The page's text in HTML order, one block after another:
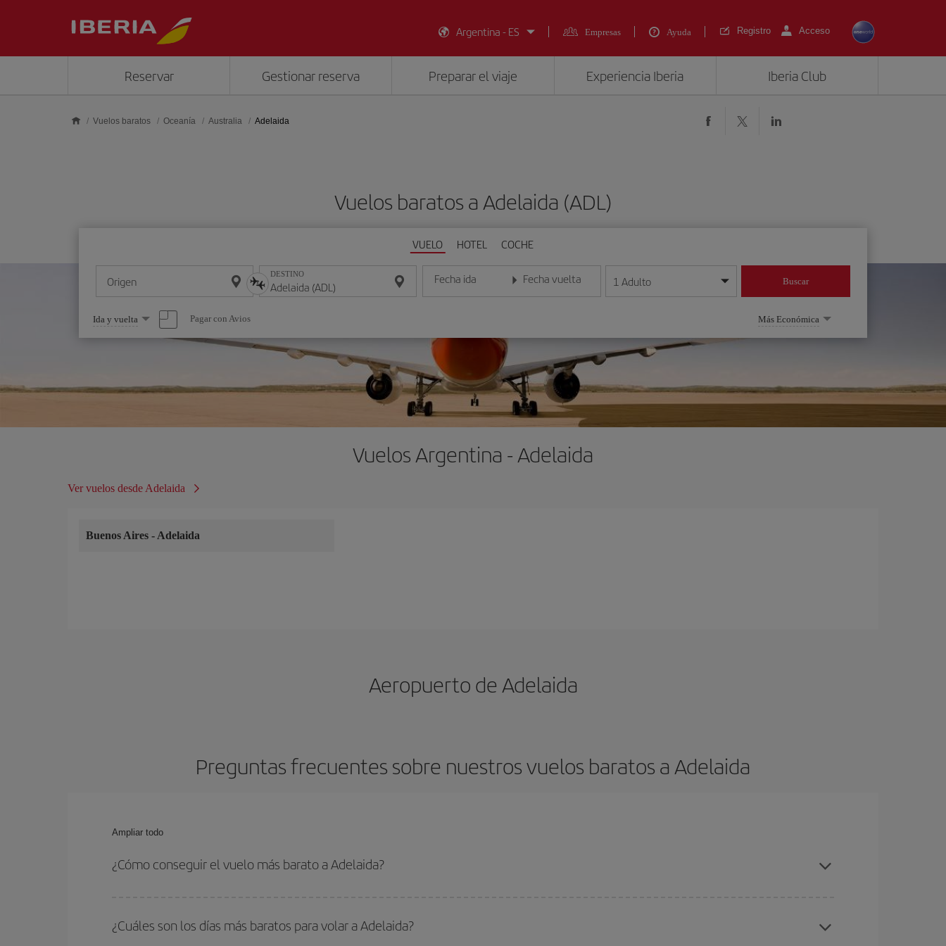
Argentina - ES
Empresas Ayuda Registro Acceso
Reservar Gestionar reserva Preparar el viaje Experiencia Iberia Iberia Club
Vuelos baratos Oceanía Australia Adelaida
Vuelos baratos a Adelaida (ADL)
VUELO HOTEL COCHE
Origen DESTINO Fecha ida
Introduce la fecha en formato día/mes/año
Fecha vuelta
Introduce la fecha en formato día/mes/año
1 Adulto Buscar
Seleccione
una
opción
Ida y vuelta Pagar con Avios Más Económica
Vuelos Argentina - Adelaida
Ver vuelos desde Adelaida
Buenos Aires - Adelaida
Aeropuerto de Adelaida
Preguntas frecuentes sobre nuestros vuelos baratos a Adelaida
Ampliar todo
¿Cómo conseguir el vuelo más barato a Adelaida?
vuelta. Además, si no tienes decidido un destino concreto para tu viaje, mira nuestras ofertas y déjate inspirar: seguro que encuentras el vuelo más barato.
¿Cuáles son los días más baratos para volar a Adelaida?